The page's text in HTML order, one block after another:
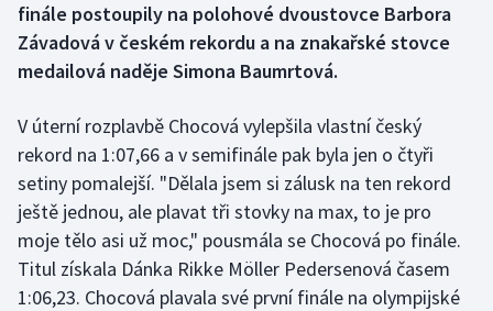
Florbal
Futsal
Golf
Gymnastika
Házená
Jezdectví
finále postoupily na polohové dvoustovce Barbora
Závadová v českém rekordu a na znakařské stovce
medailová naděje Simona Baumrtová.
V úterní rozplavbě Chocová vylepšila vlastní český
rekord na 1:07,66 a v semifinále pak byla jen o čtyři
setiny pomalejší. "Dělala jsem si zálusk na ten rekord
ještě jednou, ale plavat tři stovky na max, to je pro
moje tělo asi už moc," pousmála se Chocová po finále.
Titul získala Dánka Rikke Möller Pedersenová časem
1:06,23. Chocová plavala své první finále na olympijské